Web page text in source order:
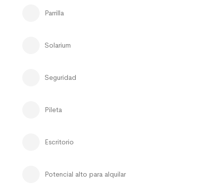
Parrilla
Solarium
Seguridad
Pileta
Escritorio
Potencial alto para alquilar